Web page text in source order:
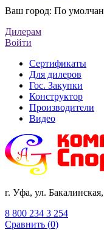
Ваш город: По
Дилерам
Войти
Сертификаты
Для дилеров
Гос. Закупки
Конструктор
Производители
Видео
г. Уфа, ул.
8 800 234 3 254
Сравнить (0)